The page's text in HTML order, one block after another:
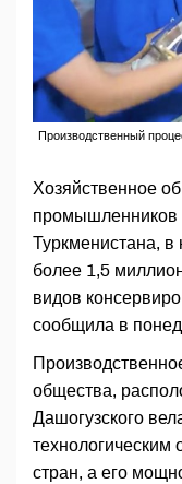
Производственный
Хозяйственное
промышленников
Туркменистана,
более 1,5
видов
сообщила в
общества,
Дашогузского
стран, а его